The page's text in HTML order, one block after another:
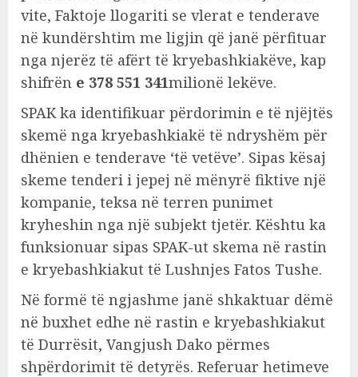
vite, Faktoje llogariti se vlerat e tenderave
në kundërshtim me ligjin që janë përfituar
nga njerëz të afërt të kryebashkiakëve, kap
shifrën e 378 551 341milionë lekëve.
SPAK ka identifikuar përdorimin e të njëjtës
skemë nga kryebashkiakë të ndryshëm për
dhënien e tenderave ‘të vetëve’. Sipas kësaj
skeme tenderi i jepej në mënyrë fiktive një
kompanie, teksa në terren punimet
kryheshin nga një subjekt tjetër. Kështu ka
funksionuar sipas SPAK-ut skema në rastin
e kryebashkiakut të Lushnjes Fatos Tushe.
Në formë të ngjashme janë shkaktuar dëmë
në buxhet edhe në rastin e kryebashkiakut
të Durrësit, Vangjush Dako përmes
shpërdorimit të detyrës. Referuar hetimeve